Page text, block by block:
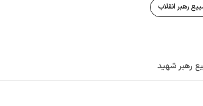
رهبر انقلاب
رهبر شهید